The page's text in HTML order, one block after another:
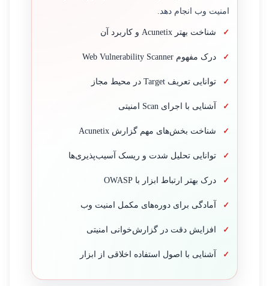
امنیت وب انجام دهد.
شناخت بهتر Acunetix و کاربرد آن
درک مفهوم Web Vulnerability Scanner
توانایی تعریف Target در محیط مجاز
آشنایی با اجرای Scan امنیتی
شناخت بخش‌های مهم گزارش Acunetix
توانایی تحلیل شدت و ریسک آسیب‌پذیری‌ها
درک بهتر ارتباط ابزار با OWASP
آمادگی برای دوره‌های مکمل امنیت وب
افزایش دقت در گزارش‌خوانی امنیتی
آشنایی با اصول استفاده اخلاقی از ابزار